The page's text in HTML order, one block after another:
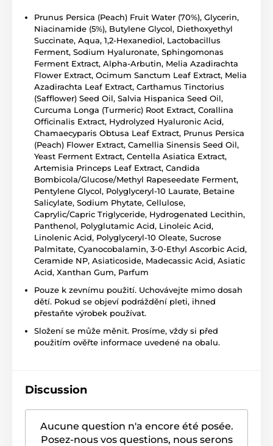
Prunus Persica (Peach) Fruit Water (70%), Glycerin,
Niacinamide (5%), Butylene Glycol, Diethoxyethyl
Succinate, Aqua, 1,2-Hexanediol, Lactobacillus
Ferment, Sodium Hyaluronate, Sphingomonas
Ferment Extract, Alpha-Arbutin, Melia Azadirachta
Flower Extract, Ocimum Sanctum Leaf Extract, Melia
Azadirachta Leaf Extract, Carthamus Tinctorius
(Safflower) Seed Oil, Salvia Hispanica Seed Oil,
Curcuma Longa (Turmeric) Root Extract, Corallina
Officinalis Extract, Hydrolyzed Hyaluronic Acid,
Chamaecyparis Obtusa Leaf Extract, Prunus Persica
(Peach) Flower Extract, Camellia Sinensis Seed Oil,
Yeast Ferment Extract, Centella Asiatica Extract,
Artemisia Princeps Leaf Extract, Candida
Bombicola/Glucose/Methyl Rapeseedate Ferment,
Pentylene Glycol, Polyglyceryl-10 Laurate, Betaine
Salicylate, Sodium Phytate, Cellulose,
Caprylic/Capric Triglyceride, Hydrogenated Lecithin,
Panthenol, Polyglutamic Acid, Linoleic Acid,
Linolenic Acid, Polyglyceryl-10 Oleate, Sucrose
Palmitate, Cyanocobalamin, 3-0-Ethyl Ascorbic Acid,
Ceramide NP, Asiaticoside, Madecassic Acid, Asiatic
Acid, Xanthan Gum, Parfum
Pouze k zevnímu použití. Uchovávejte mimo dosah
dětí. Pokud se objeví podráždění pleti, ihned
přestaňte výrobek používat.
Složení se může měnit. Prosíme, vždy si před
použitím ověřte informace uvedené na obalu.
Discussion
Aucune question n'a encore été posée.
Posez-nous vos questions, nous serons